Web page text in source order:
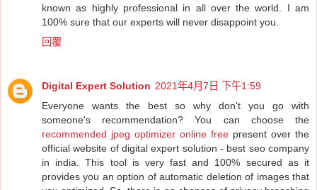
known as highly professional in all over the world. I am
100% sure that our experts will never disappoint you.
回覆
Digital Expert Solution 2021年4月7日 下午1:59
Everyone wants the best so why don't you go with
someone's recommendation? You can choose the
recommended jpeg optimizer online free present over the
official website of digital expert solution - best seo company
in india. This tool is very fast and 100% secured as it
provides you an option of automatic deletion of images that